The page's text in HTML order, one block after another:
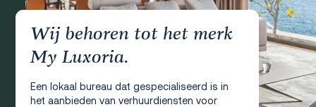
Wij behoren tot het merk
My Luxoria.
Een lokaal bureau dat gespecialiseerd is in
het aanbieden van verhuurdiensten voor